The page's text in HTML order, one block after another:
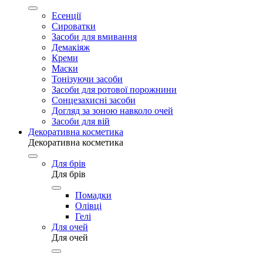
Есенції
Сироватки
Засоби для вмивання
Демакіяж
Креми
Маски
Тонізуючи засоби
Засоби для ротової порожнини
Сонцезахисні засоби
Догляд за зоною навколо очей
Засоби для вій
Декоративна косметика
Декоративна косметика
Для брів
Для брів
Помадки
Олівці
Гелі
Для очей
Для очей